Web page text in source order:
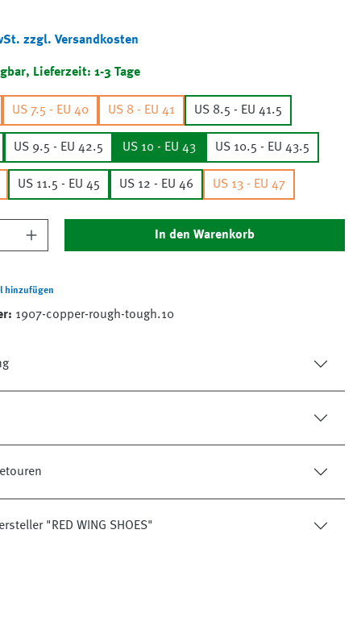
zzgl. Versandkosten
Lieferzeit: 1-3 Tage
US 7.5 - EU 40 US 8 - EU 41 US 8.5 - EU 41.5
US 9.5 - EU 42.5 US 10 - EU 43 US 10.5 - EU 43.5
US 11.5 - EU 45 US 12 - EU 46 US 13 - EU 47
Gib den gewünschten Wert ein
In den Warenkorb
hinzufügen
1907-copper-rough-tough.10
"RED WING SHOES"